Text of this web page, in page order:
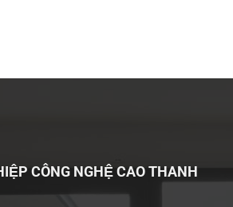
CÔNG NGHỆ CAO THANH